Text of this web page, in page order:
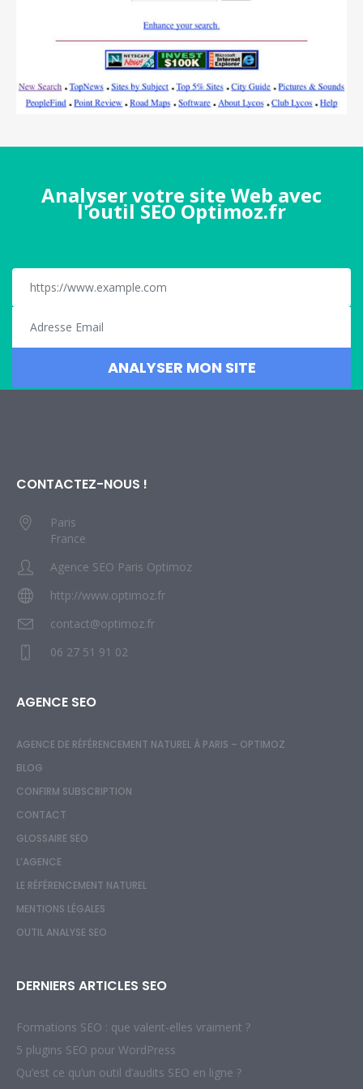
Analyser votre site Web avec
l'outil SEO Optimoz.fr
CONTACTEZ-NOUS !
Paris
France
Agence SEO Paris Optimoz
http://www.optimoz.fr
contact@optimoz.fr
06 27 51 91 02
AGENCE SEO
AGENCE DE RÉFÉRENCEMENT NATUREL À PARIS – OPTIMOZ
BLOG
CONFIRM SUBSCRIPTION
CONTACT
GLOSSAIRE SEO
L’AGENCE
LE RÉFÉRENCEMENT NATUREL
MENTIONS LÉGALES
OUTIL ANALYSE SEO
DERNIERS ARTICLES SEO
Formations SEO : que valent-elles vraiment ?
5 plugins SEO pour WordPress
Qu’est ce qu’un outil d’audits SEO en ligne ?